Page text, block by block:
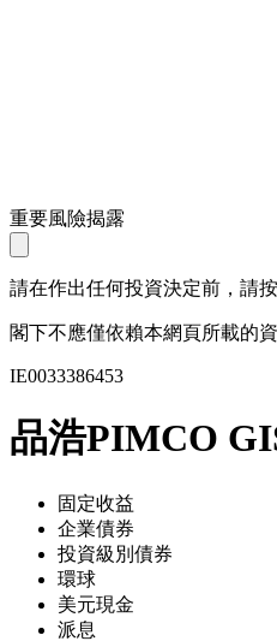
重要風險揭露
請在作出任何投資決定前，請按
閣下不應僅依賴本網頁所載的
IE0033386453
品浩PIMCO
固定收益
企業債券
投資級別債券
環球
美元現金
派息